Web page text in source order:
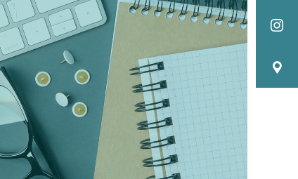
256：試合を見る中での観
点
255:最高の居酒屋さん 肉
料理PINE